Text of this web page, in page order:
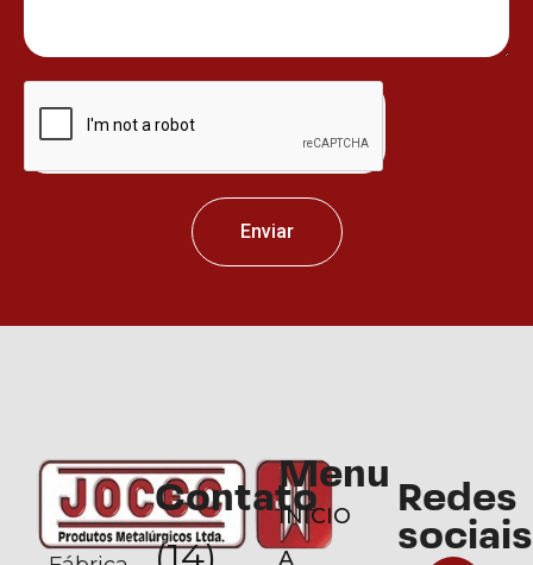
Enviar
Contato
Menu
INÍCIO
A
Redes
sociais